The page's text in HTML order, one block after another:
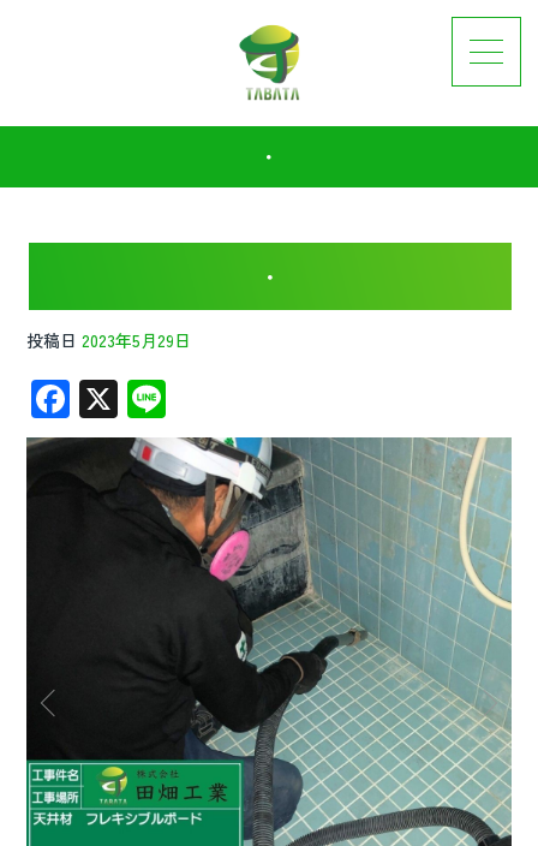
・
・
投稿日 2023年5月29日
F
ac
e
X
n
e